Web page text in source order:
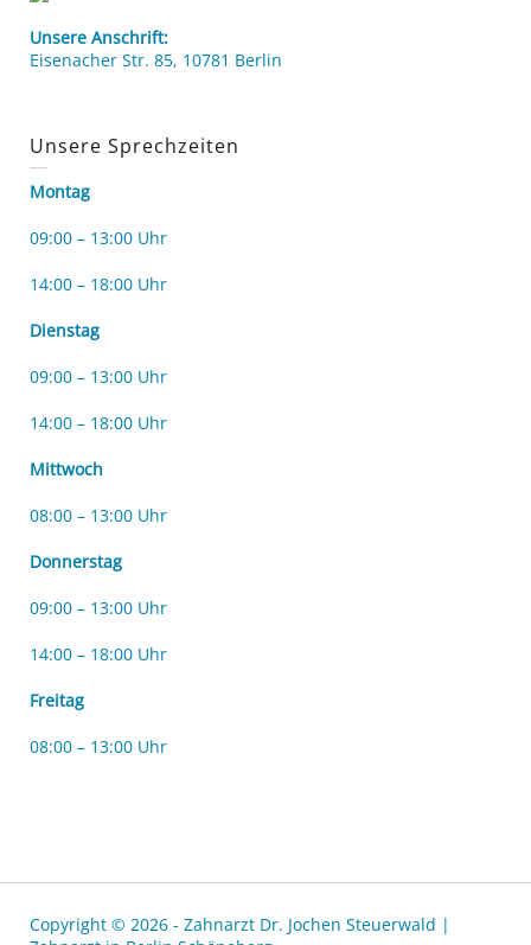
Unsere Anschrift:
Eisenacher Str. 85, 10781 Berlin
Unsere Sprechzeiten
Montag
09:00 – 13:00 Uhr
14:00 – 18:00 Uhr
Dienstag
09:00 – 13:00 Uhr
14:00 – 18:00 Uhr
Mittwoch
08:00 – 13:00 Uhr
Donnerstag
09:00 – 13:00 Uhr
14:00 – 18:00 Uhr
Freitag
08:00 – 13:00 Uhr
Copyright © 2026 - Zahnarzt Dr. Jochen Steuerwald |